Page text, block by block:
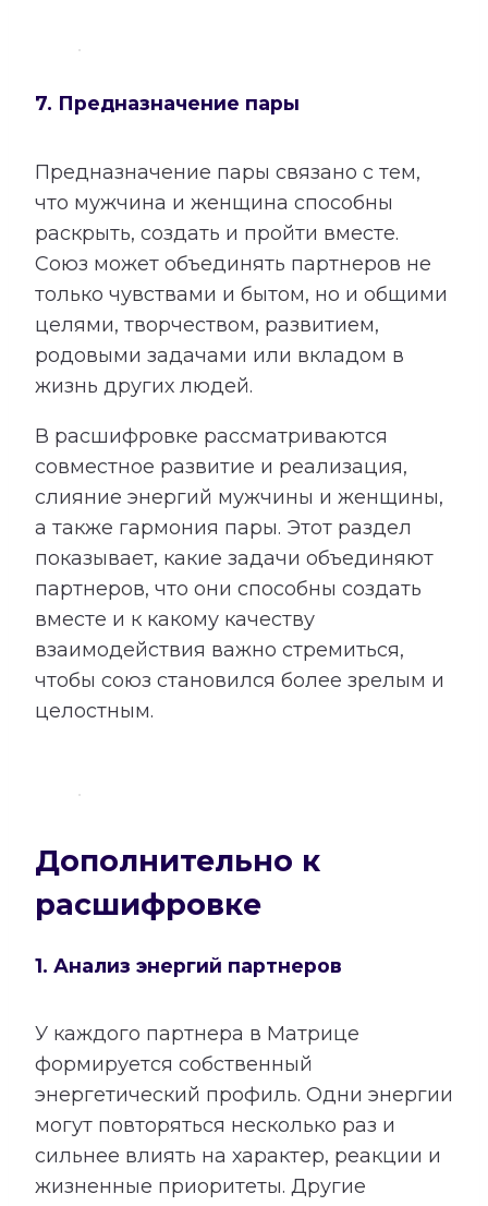
7. Предназначение пары
Предназначение пары связано с тем,
что мужчина и женщина способны
раскрыть, создать и пройти вместе.
Союз может объединять партнеров не
только чувствами и бытом, но и общими
целями, творчеством, развитием,
родовыми задачами или вкладом в
жизнь других людей.
В расшифровке рассматриваются
совместное развитие и реализация,
слияние энергий мужчины и женщины,
а также гармония пары. Этот раздел
показывает, какие задачи объединяют
партнеров, что они способны создать
вместе и к какому качеству
взаимодействия важно стремиться,
чтобы союз становился более зрелым и
целостным.
Дополнительно к
расшифровке
1. Анализ энергий партнеров
У каждого партнера в Матрице
формируется собственный
энергетический профиль. Одни энергии
могут повторяться несколько раз и
сильнее влиять на характер, реакции и
жизненные приоритеты. Другие